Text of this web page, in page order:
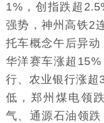
1%，创指跌超
强势，神州高铁2
托车概念午后异动
华洋赛车涨超
行、农业银行涨超
低，郑州煤电领
气、通源石油领